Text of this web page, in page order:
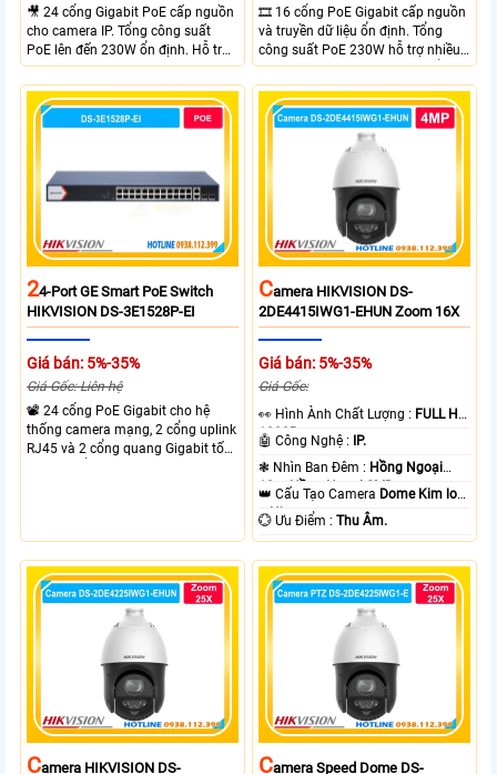
🎥 24 cổng Gigabit PoE cấp nguồn
cho camera IP. Tổng công suất
PoE lên đến 230W ổn định. Hỗ trợ
truyền PoE xa đến 300 mét. Băng
thông chuyển mạch đạt 68 Gbps
mạnh mẽ.
🎞 16 cổng PoE Gigabit cấp nguồn
và truyền dữ liệu ổn định. Tổng
công suất PoE 230W hỗ trợ nhiều
thiết bị cùng lúc. Tốc độ chuyển
mạch 68Gbps đảm bảo hiệu suất
cao ổn định. Hỗ trợ truyền PoE xa
lên đến 300m cho hệ thống
24-Port GE Smart PoE Switch
HIKVISION DS-3E1528P-EI
Giá bán: 5%-35%
Giá Gốc: Liên hệ
📽 24 cổng PoE Gigabit cho hệ
thống camera mạng, 2 cổng uplink
RJ45 và 2 cổng quang Gigabit tốc
CAmera HIKVISION DS-
2DE4415IWG1-EHUN Zoom 16X
Giá bán: 5%-35%
Giá Gốc:
️👀 Hình Ành Chất Lượng : FULL HD
1080P .
🤖️ Công Nghệ :
IP.
❃ Nhìn Ban Đêm : Hồng Ngoại
10m Hồng Ngoại SMD.
👑 Cấu Tạo Camera Dome Kim loại
+ Nhựa.
️💮 Ưu Điểm :Thu Âm.
CAmera HIKVISION DS-
CAmera Speed Dome DS-